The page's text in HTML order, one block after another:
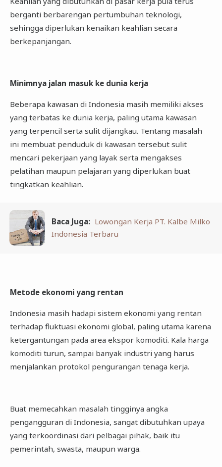
berganti berbarengan pertumbuhan teknologi,
sehingga diperlukan kenaikan keahlian secara
berkepanjangan.
Minimnya jalan masuk ke dunia kerja
Beberapa kawasan di Indonesia masih memiliki akses
yang terbatas ke dunia kerja, paling utama kawasan
yang terpencil serta sulit dijangkau. Tentang masalah
ini membuat penduduk di kawasan tersebut sulit
mencari pekerjaan yang layak serta mengakses
pelatihan maupun pelajaran yang diperlukan buat
tingkatkan keahlian.
Baca Juga: Lowongan Kerja PT. Kalbe Milko
Indonesia Terbaru
Metode ekonomi yang rentan
Indonesia masih hadapi sistem ekonomi yang rentan
terhadap fluktuasi ekonomi global, paling utama karena
ketergantungan pada area ekspor komoditi. Kala harga
komoditi turun, sampai banyak industri yang harus
menjalankan protokol pengurangan tenaga kerja.
Buat memecahkan masalah tingginya angka
pengangguran di Indonesia, sangat dibutuhkan upaya
yang terkoordinasi dari pelbagai pihak, baik itu
pemerintah, swasta, maupun warga.